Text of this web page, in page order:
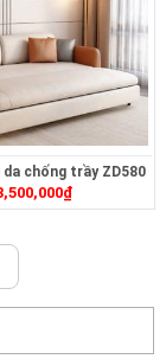
chống trầy ZD580
₫